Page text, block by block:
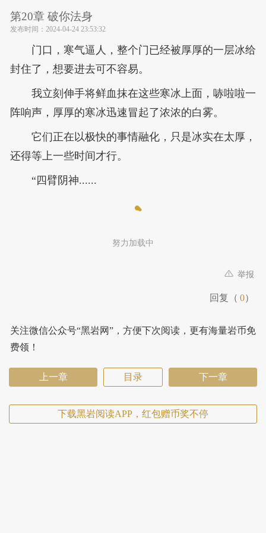
第20章 破你法身
发布时间： 2024-04-24 23:53:32
门口，寒气逼人，整个门已经被厚厚的一层冰给
封住了，想要进去可不容易。
我立刻伸手将鲜血抹在这些寒冰上面，哧啦啦一
阵响声，厚厚的寒冰迅速冒起了浓浓的白雾。
它们正在以极快的事情融化，只是冰实在太厚，
还得等上一些时间才行。
“四臂阴神......
努力加载中
举报
回复（ 0）
关注微信公众号“黑岩网”，方便下次阅读，更有海量岩币免
费领！
上一章 目录 下一章
下载黑岩阅读APP，红包赠币奖不停